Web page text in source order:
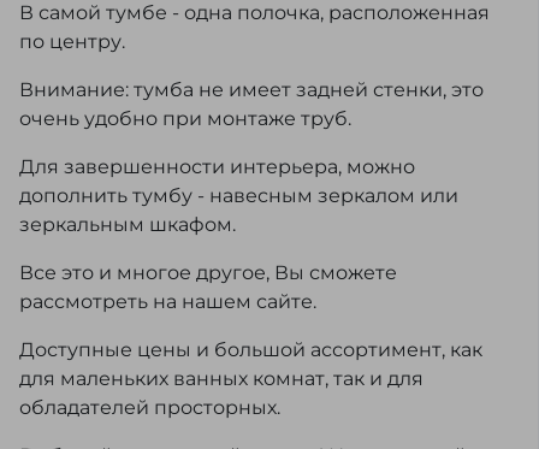
В самой тумбе - одна полочка, расположенная
по центру.
Внимание: тумба не имеет задней стенки, это
очень удобно при монтаже труб.
Для завершенности интерьера, можно
дополнить тумбу - навесным зеркалом или
зеркальным шкафом.
Все это и многое другое, Вы сможете
рассмотреть на нашем сайте.
Доступные цены и большой ассортимент, как
для маленьких ванных комнат, так и для
обладателей просторных.